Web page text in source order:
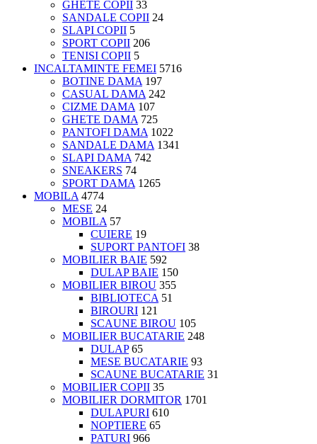
GHETE COPII 33
SANDALE COPII 24
SLAPI COPII 5
SPORT COPII 206
TENISI COPII 5
INCALTAMINTE FEMEI 5716
BOTINE DAMA 197
CASUAL DAMA 242
CIZME DAMA 107
GHETE DAMA 725
PANTOFI DAMA 1022
SANDALE DAMA 1341
SLAPI DAMA 742
SNEAKERS 74
SPORT DAMA 1265
MOBILA 4774
MESE 24
MOBILA 57
CUIERE 19
SUPORT PANTOFI 38
MOBILIER BAIE 592
DULAP BAIE 150
MOBILIER BIROU 355
BIBLIOTECA 51
BIROURI 121
SCAUNE BIROU 105
MOBILIER BUCATARIE 248
DULAP 65
MESE BUCATARIE 93
SCAUNE BUCATARIE 31
MOBILIER COPII 35
MOBILIER DORMITOR 1701
DULAPURI 610
NOPTIERE 65
PATURI 966